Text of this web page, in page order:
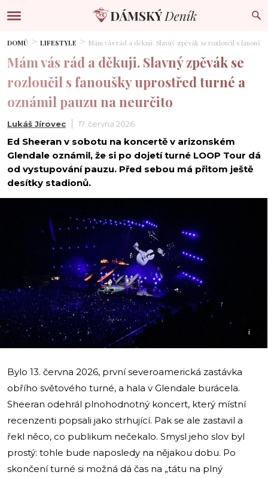
DOMŮ LIFESTYLE Mám vás rád a děkuji. Slavný zpěvák se rozloučil s
Mám vás rád a děkuji. Slavný zpěvák se
rozloučil s fanoušky uprostřed turné a
oznámil pauzu na neurčito
Lukáš Jírovec 17. června 2026
Ed Sheeran v sobotu na koncertě v arizonském
Glendale oznámil, že si po dojetí turné LOOP Tour dá
od vystupování pauzu. Před sebou má přitom ještě
desítky stadionů.
i
Bylo 13. června 2026, první severoamerická zastávka
obřího světového turné, a hala v Glendale burácela.
Sheeran odehrál plnohodnotný koncert, který místní
recenzenti popsali jako strhující. Pak se ale zastavil a
řekl něco, co publikum nečekalo. Smysl jeho slov byl
prostý: tohle bude naposledy na nějakou dobu. Po
skončení turné si možná dá čas na „tátu na plný